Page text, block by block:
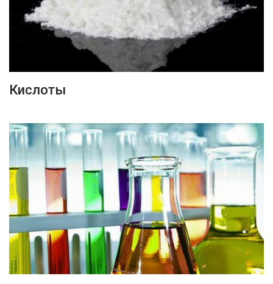
ПОДРОБНЕЕ
Кислоты
ПОДРОБНЕЕ